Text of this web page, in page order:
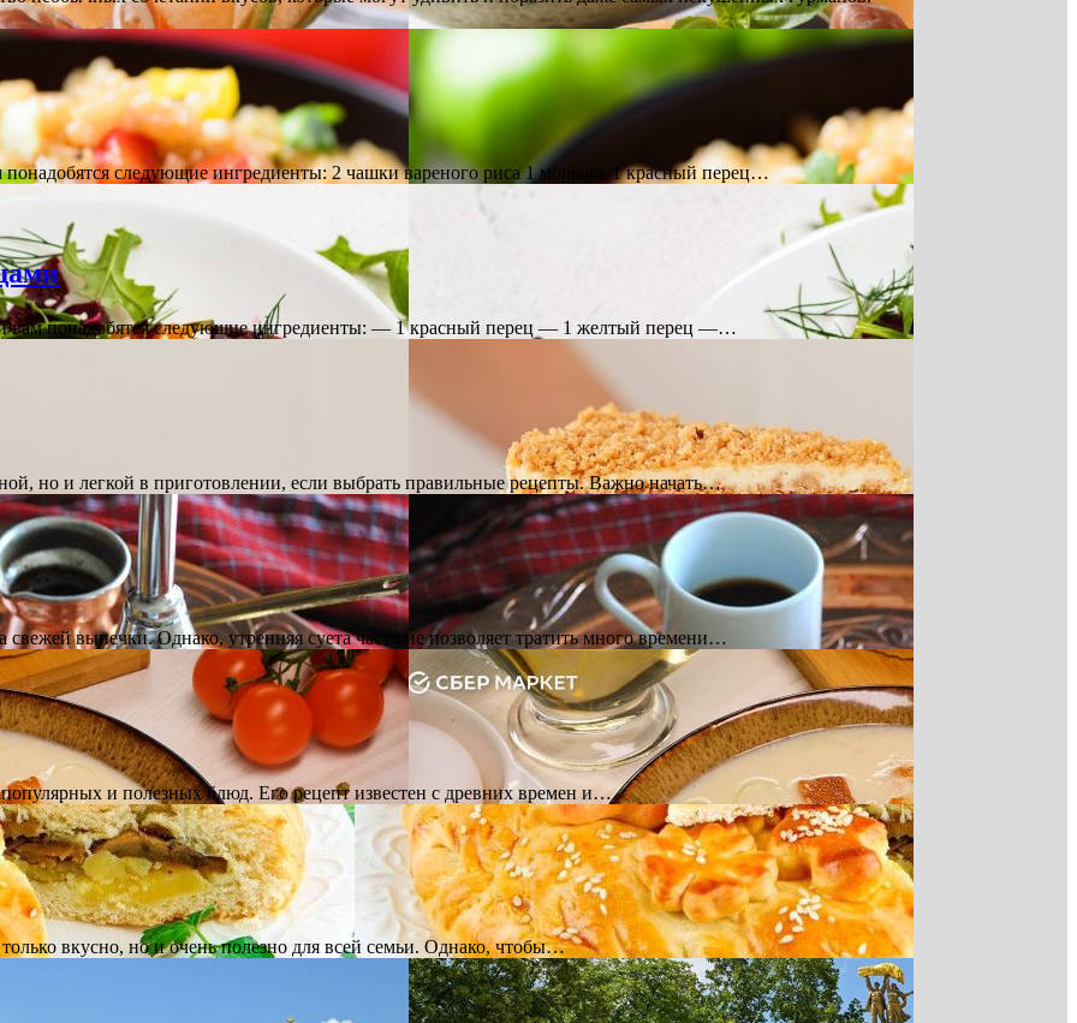
следующие ингредиенты: 2 чашки вареного риса 1 морковь 1 красный перец…
вам понадобятся следующие ингредиенты: — 1 красный перец — 1 желтый перец —…
но и легкой в приготовлении, если выбрать правильные рецепты. Важно начать…
выпечки. Однако, утренняя суета часто не позволяет тратить много времени…
и полезных блюд. Его рецепт известен с древних времен и…
вкусно, но и очень полезно для всей семьи. Однако, чтобы…